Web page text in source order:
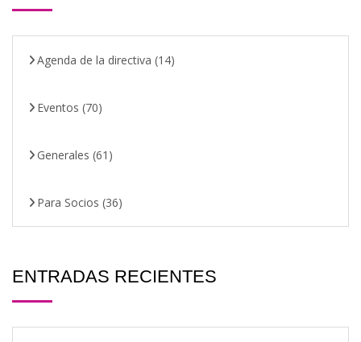
Agenda de la directiva (14)
Eventos (70)
Generales (61)
Para Socios (36)
ENTRADAS RECIENTES